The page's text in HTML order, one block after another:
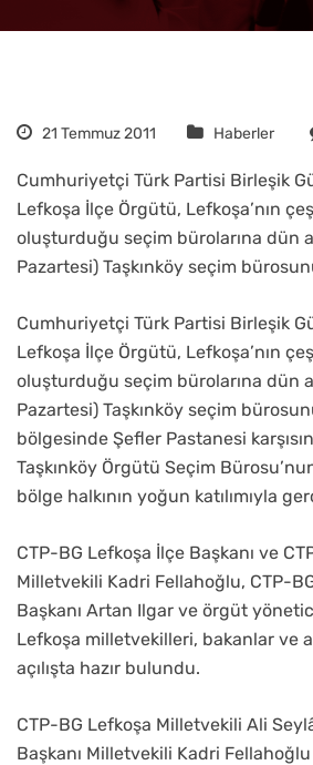
21 Temmuz 2011 Haberler
Cumhuriyetçi Türk Partisi Birleşik
Lefkoşa İlçe Örgütü, Lefkoşa’nın
oluşturduğu seçim bürolarına dün
Pazartesi) Taşkınköy seçim
Cumhuriyetçi Türk Partisi Birleşik
Lefkoşa İlçe Örgütü, Lefkoşa’nın
oluşturduğu seçim bürolarına dün
Pazartesi) Taşkınköy seçim
bölgesinde Şefler Pastanesi
Taşkınköy Örgütü Seçim
bölge halkının yoğun katılımıyla
CTP-BG Lefkoşa İlçe Başkanı ve
Milletvekili Kadri Fellahoğlu, CTP-
Başkanı Artan Ilgar ve örgüt
Lefkoşa milletvekilleri, bakanlar ve
açılışta hazır bulundu.
CTP-BG Lefkoşa Milletvekili Ali
Başkanı Milletvekili Kadri